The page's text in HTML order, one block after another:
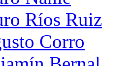
Ríos Ruiz
Corro